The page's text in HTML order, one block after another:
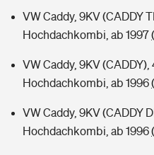
Sie haben Fragen?
Zur Übersicht
Tools
Kinderunfall-Check: Mehr
VW Caddy, 9KV (CADDY
Hochdachkombi, ab 1997
VW Caddy, 9KV (CADDY),
Hochdachkombi, ab 1996
VW Caddy, 9KV (CADDY
Hochdachkombi, ab 1996